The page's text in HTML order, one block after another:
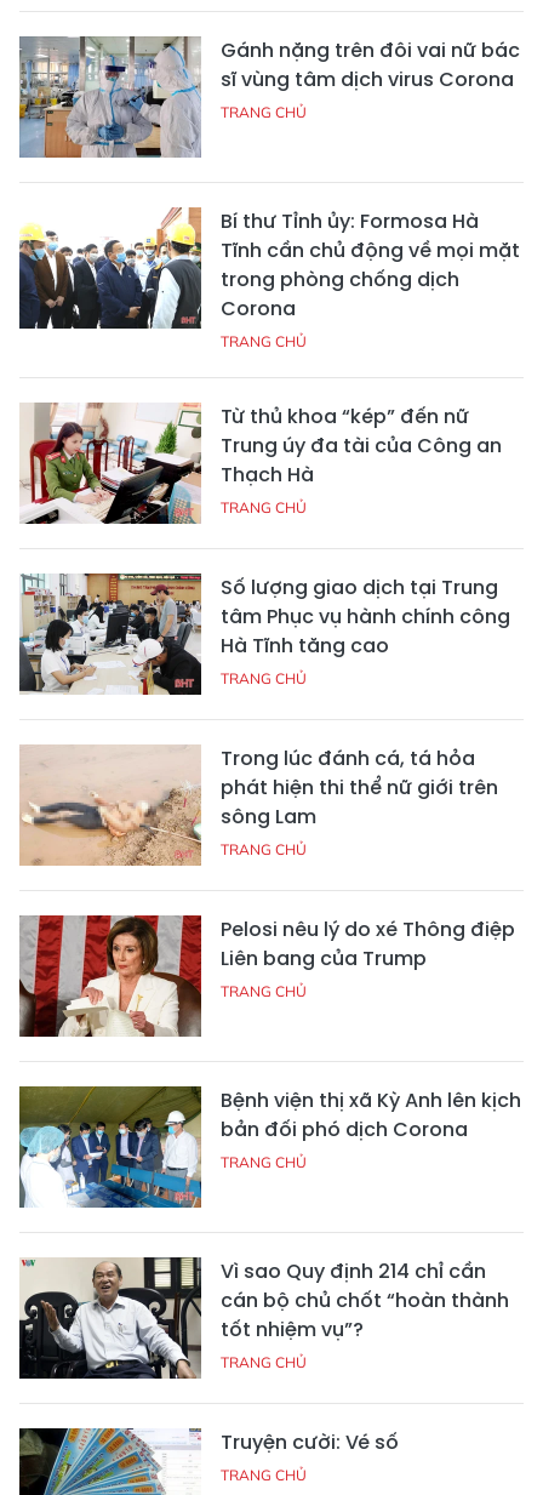
Gánh nặng trên đôi vai nữ bác
sĩ vùng tâm dịch virus Corona
TRANG CHỦ
Bí thư Tỉnh ủy: Formosa Hà
Tĩnh cần chủ động về mọi mặt
trong phòng chống dịch
Corona
TRANG CHỦ
Từ thủ khoa “kép” đến nữ
Trung úy đa tài của Công an
Thạch Hà
TRANG CHỦ
Số lượng giao dịch tại Trung
tâm Phục vụ hành chính công
Hà Tĩnh tăng cao
TRANG CHỦ
Trong lúc đánh cá, tá hỏa
phát hiện thi thể nữ giới trên
sông Lam
TRANG CHỦ
Pelosi nêu lý do xé Thông điệp
Liên bang của Trump
TRANG CHỦ
Bệnh viện thị xã Kỳ Anh lên kịch
bản đối phó dịch Corona
TRANG CHỦ
Vì sao Quy định 214 chỉ cần
cán bộ chủ chốt “hoàn thành
tốt nhiệm vụ”?
TRANG CHỦ
Truyện cười: Vé số
TRANG CHỦ